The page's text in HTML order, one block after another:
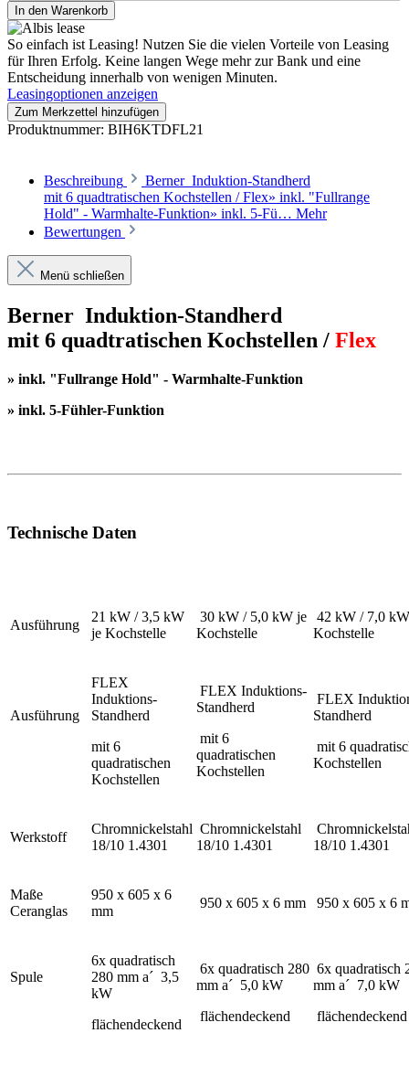
In den Warenkorb
So einfach ist Leasing! Nutzen Sie die vielen Vorteile von Leasing
für Ihren Erfolg. Keine langen Wege mehr zur Bank und eine
Entscheidung innerhalb von wenigen Minuten.
Leasingoptionen anzeigen
Zum Merkzettel hinzufügen
Produktnummer: BIH6KTDFL21
Beschreibung
Berner Induktion-Standherd
mit 6 quadtratischen Kochstellen / Flex» inkl. "Fullrange
Hold" - Warmhalte-Funktion» inkl. 5-Fü… Mehr
Bewertungen
Menü schließen
Berner Induktion-Standherd
mit 6 quadtratischen Kochstellen / Flex
» inkl. "Fullrange Hold" - Warmhalte-Funktion
» inkl. 5-Fühler-Funktion
Technische Daten
Ausführung
21 kW / 3,5 kW
je Kochstelle
30 kW / 5,0 kW je
Kochstelle
42 kW / 7,0
Kochstelle
Ausführung
FLEX
Induktions-
Standherd
mit 6
quadratischen
Kochstellen
FLEX Induktions-
Standherd
mit 6
quadratischen
Kochstellen
FLEX
Standherd
mit 6
Kochstellen
Werkstoff
Chromnickelstahl
18/10 1.4301
Chromnickelstahl
18/10 1.4301
18/10 1.4301
Maße
Ceranglas
950 x 605 x 6
mm
950 x 605 x 6 mm 950 x 605 x 6
Spule
6x quadratisch
280 mm a´ 3,5
kW
flächendeckend
6x quadratisch 280
mm a´ 5,0 kW
flächendeckend
6x quadratisch
mm a´ 7,0 kW
flächendeckend